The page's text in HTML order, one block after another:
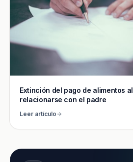
Extinción del pago de alimentos
relacionarse con el padre
Leer artículo